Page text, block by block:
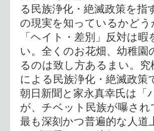
る民族浄化・絶滅政策を
の現実を知っているかど
「ヘイト・差別」反対は
い。全くのお花畑、幼稚
るのは致し方あるまい。
による民族浄化・絶滅政
朝日新聞と家永真幸氏は
が、チベット民族が曝さ
最も深刻かつ普遍的な人